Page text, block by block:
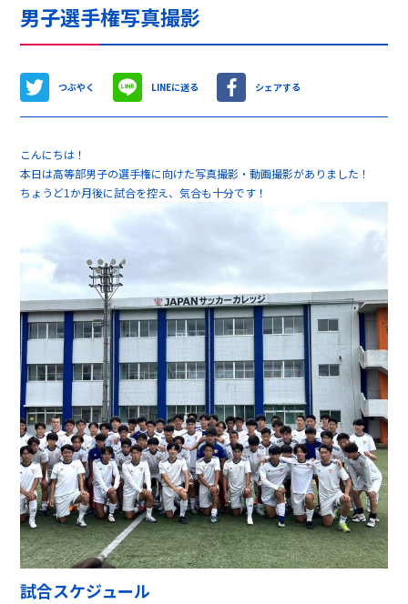
男子選手権写真撮影
つぶやく LINEに送る シェアする
こんにちは！
本日は高等部男子の選手権に向けた写真撮影・動画撮影がありました！
ちょうど1か月後に試合を控え、気合も十分です！
試合スケジュール